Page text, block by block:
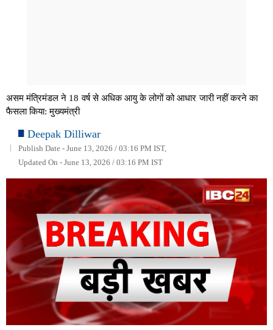
असम मंत्रिमंडल ने 18 वर्ष से अधिक आयु के लोगों को आधार जारी नहीं करने का
फैसला किया: मुख्यमंत्री
Deepak Dilliwar
Publish Date - June 13, 2026 / 03:16 PM IST,
Updated On - June 13, 2026 / 03:16 PM IST